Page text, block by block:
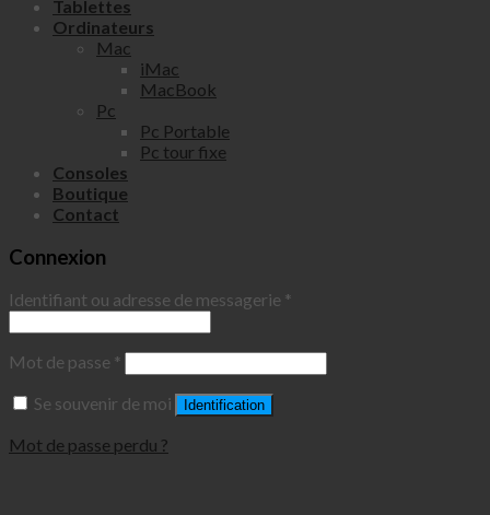
Tablettes
Ordinateurs
Mac
iMac
MacBook
Pc
Pc Portable
Pc tour fixe
Consoles
Boutique
Contact
Connexion
Identifiant ou adresse de messagerie *
Mot de passe *
Se souvenir de moi
Identification
Mot de passe perdu ?